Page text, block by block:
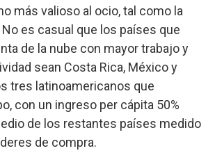
más valioso al ocio, tal como la
es casual que los países que
de la nube con mayor trabajo y
sean Costa Rica, México y
tres latinoamericanos que
con un ingreso per cápita 50%
de los restantes países medido
de compra.